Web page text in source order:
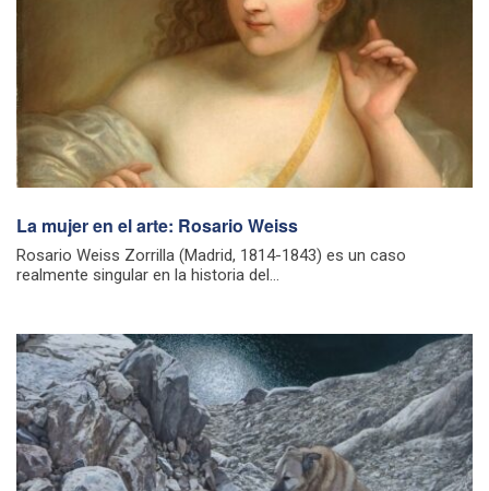
La mujer en el arte: Rosario Weiss
Rosario Weiss Zorrilla (Madrid, 1814-1843) es un caso
realmente singular en la historia del...